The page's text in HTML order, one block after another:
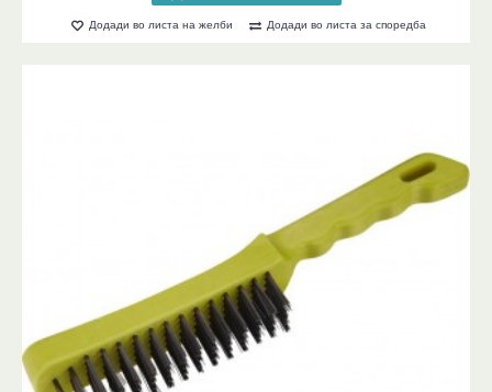
Додади во листа на желби Додади во листа за споредба